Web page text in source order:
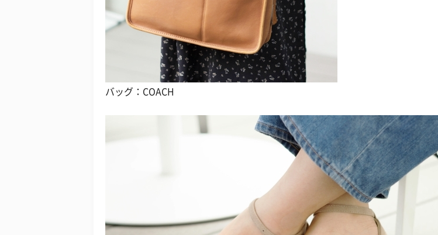
バッグ：COACH